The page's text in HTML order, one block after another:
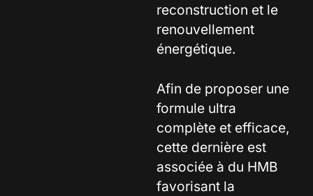
reconstruction et le
renouvellement
énergétique.
Afin de proposer une
formule ultra
complète et efficace,
cette dernière est
associée à du HMB
favorisant la